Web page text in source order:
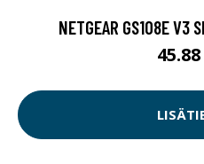
NETGEAR GS108E V3